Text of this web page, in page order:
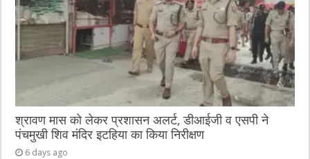
श्रावण मास को लेकर प्रशासन अलर्ट, डीआईजी व एसपी ने
पंचमुखी शिव मंदिर इटहिया का किया निरीक्षण
6 days ago